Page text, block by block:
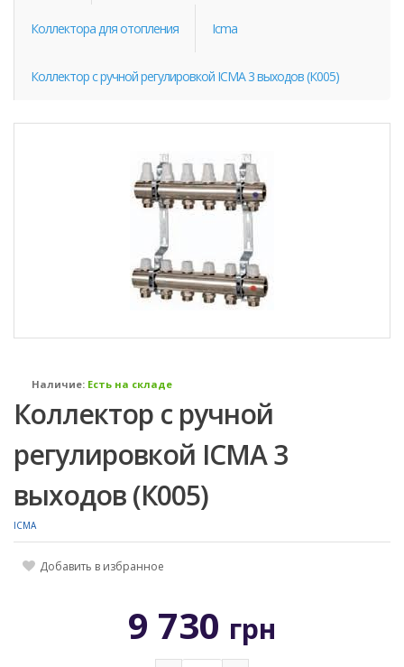
Коллектора для отопления Icma
Коллектор с ручной регулировкой ICMA 3 выходов (К005)
Наличие: Есть на складе
Коллектор с ручной
регулировкой ICMA 3
выходов (К005)
ICMA
Добавить в избранное
9 730 грн